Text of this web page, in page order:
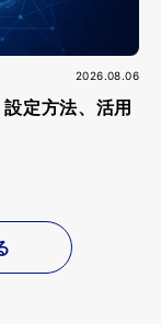
2026.08.06
定方法、活用